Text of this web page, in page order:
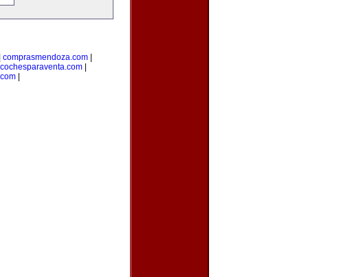
comprasmendoza.com|
cochesparaventa.com